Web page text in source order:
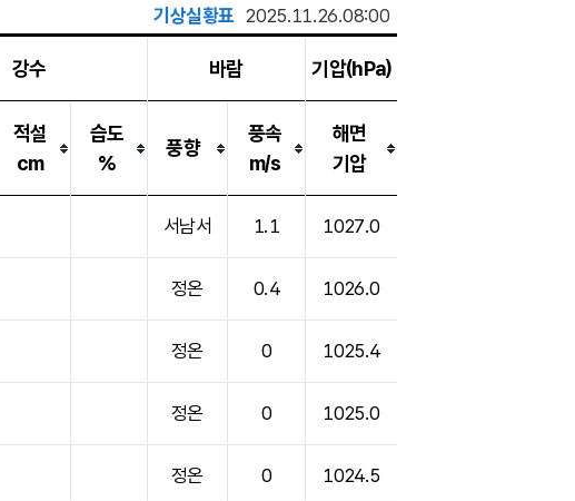
기상실황표 2025.11.26.08:00
강수 바람 기압(hPa)
적설
cm
습도
%
풍향
풍속
m/s
해면
기압
서남서 1.1 1027.0
정온 0.4 1026.0
정온 0 1025.4
정온 0 1025.0
정온 0 1024.5